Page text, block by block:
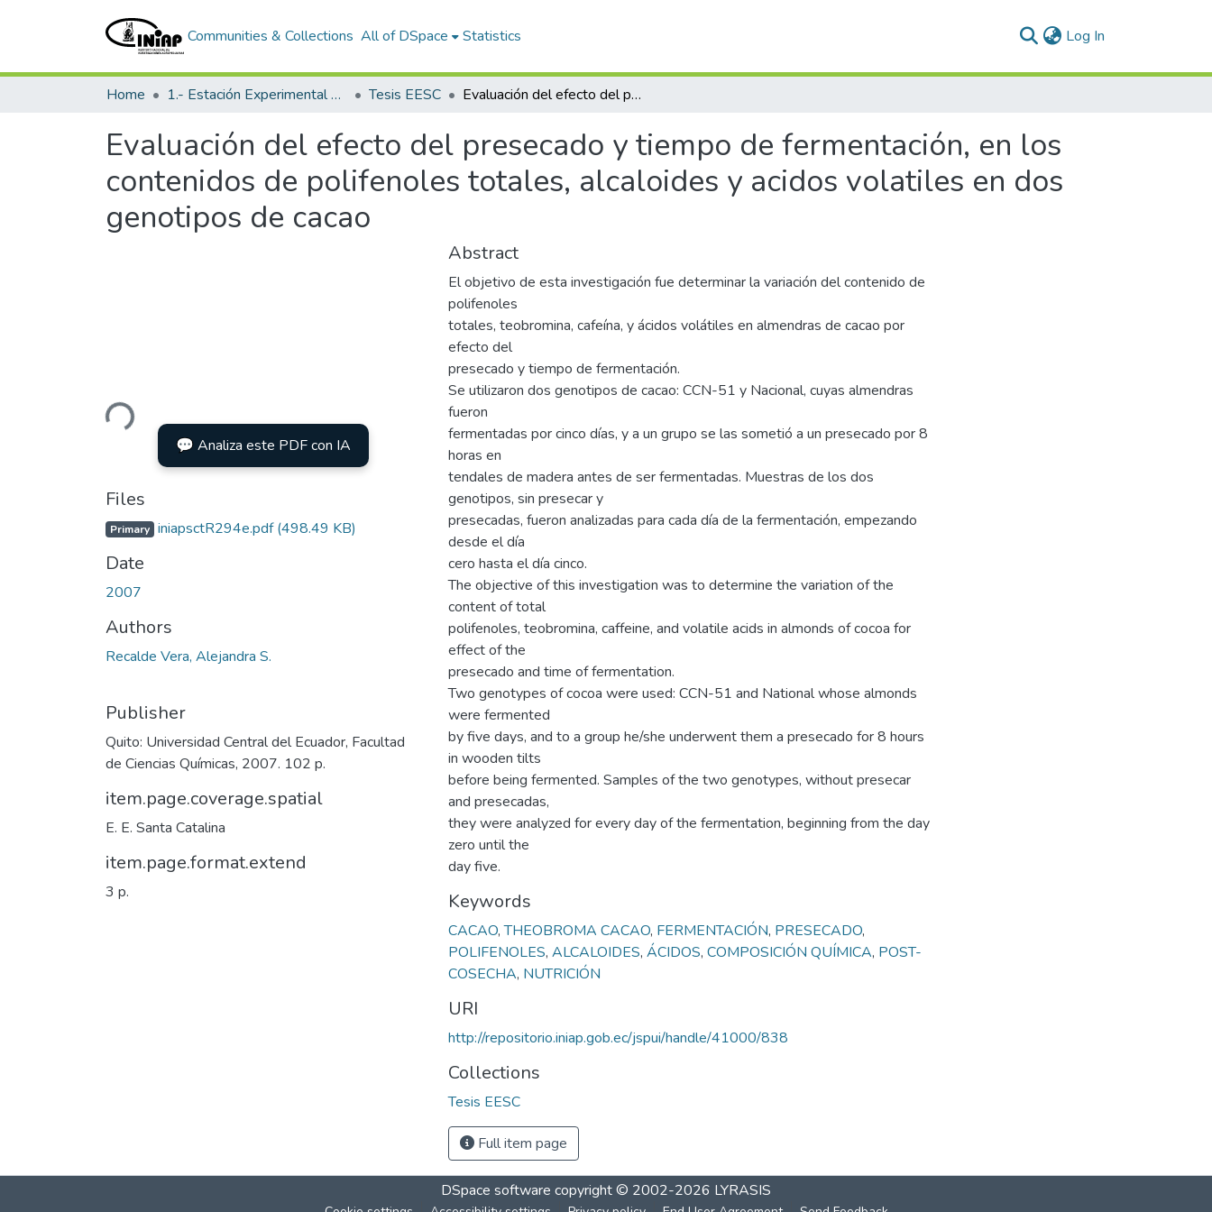
Communities & Collections All of DSpace Statistics Log In
Home 1.- Estación Experimental Santa Catalina Tesis EESC Evaluación del efecto del presecado y tiempo de fermentación, en los contenidos de polifenoles totales, alcaloides y acidos volatiles en dos genotipos de cacao
Evaluación del efecto del presecado y tiempo de fermentación, en los
contenidos de polifenoles totales, alcaloides y acidos volatiles en dos
genotipos de cacao
Loading...
💬 Analiza este PDF con IA
Files
Primary iniapsctR294e.pdf(498.49 KB)
Date
2007
Authors
Recalde Vera, Alejandra S.
Publisher
Quito: Universidad Central del Ecuador, Facultad
de Ciencias Químicas, 2007. 102 p.
item.page.coverage.spatial
E. E. Santa Catalina
item.page.format.extend
3 p.
Abstract
El objetivo de esta investigación fue determinar la variación del contenido de
polifenoles
totales, teobromina, cafeína, y ácidos volátiles en almendras de cacao por
efecto del
presecado y tiempo de fermentación.
Se utilizaron dos genotipos de cacao: CCN-51 y Nacional, cuyas almendras
fueron
fermentadas por cinco días, y a un grupo se las sometió a un presecado por 8
horas en
tendales de madera antes de ser fermentadas. Muestras de los dos
genotipos, sin presecar y
presecadas, fueron analizadas para cada día de la fermentación, empezando
desde el día
cero hasta el día cinco.
The objective of this investigation was to determine the variation of the
content of total
polifenoles, teobromina, caffeine, and volatile acids in almonds of cocoa for
effect of the
presecado and time of fermentation.
Two genotypes of cocoa were used: CCN-51 and National whose almonds
were fermented
by five days, and to a group he/she underwent them a presecado for 8 hours
in wooden tilts
before being fermented. Samples of the two genotypes, without presecar
and presecadas,
they were analyzed for every day of the fermentation, beginning from the day
zero until the
day five.
Keywords
CACAO,THEOBROMA CACAO, FERMENTACIÓN, PRESECADO,
POLIFENOLES, ALCALOIDES, ÁCIDOS, COMPOSICIÓN QUÍMICA, POST-
COSECHA, NUTRICIÓN
URI
http://repositorio.iniap.gob.ec/jspui/handle/41000/838
Collections
Tesis EESC
Full item page
DSpace software copyright © 2002-2026 LYRASIS